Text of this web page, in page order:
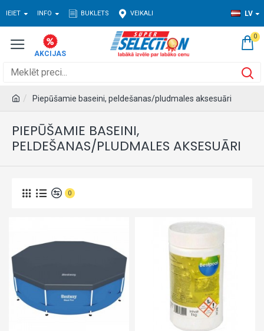
IEIET INFO BUKLETS VEIKALI LV
0
Piepūšamie baseini, peldešanas/pludmales aksesuāri
PIEPŪŠAMIE BASEINI,
PELDEŠANAS/PLUDMALES AKSESUĀRI
0